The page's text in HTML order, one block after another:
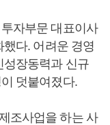
자부문 대표이사
다. 어려운 경영
성장동력과 신규
덧붙여졌다.
조사업을 하는 사